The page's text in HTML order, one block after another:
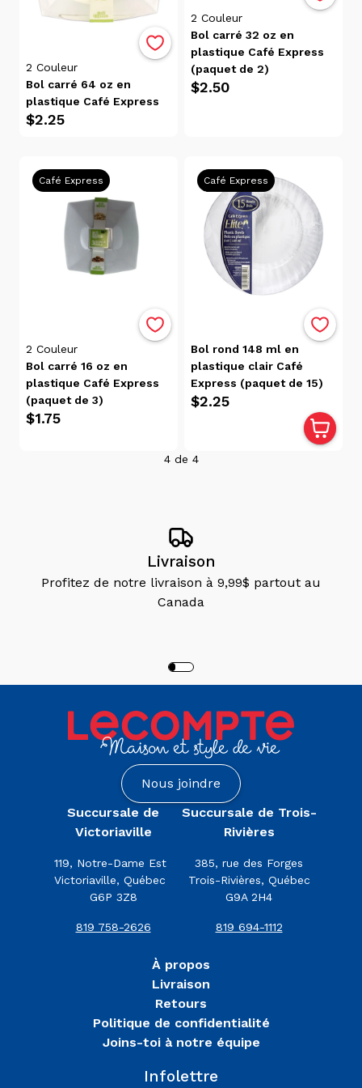
Avis
Pertinence
Alphabétique,
de A à Z
à
élevé
Prix:
élevé
à
faible
Date, de
à la plus
récente
Date, de
(4)
Trois-
Rivières
(3)
Catégories
Autres
Fête
(4)
Fête
(4)
Tous
Les
2 Couleur
Bol carré 64 oz en
plastique Café Express
$2.25
2 Couleur
Bol carré 32 oz en
plastique Café Express
(paquet de 2)
$2.50
Café Express
2 Couleur
Bol carré 16 oz en
plastique Café Express
(paquet de 3)
$1.75
Café Express
Bol rond 148 ml en
plastique clair Café
Express (paquet de 15)
$2.25
4 de 4
Livraison
Profitez de notre livraison à 9,99$ partout au
Canada
Nous joindre
Succursale de
Victoriaville
119, Notre-Dame Est
Victoriaville, Québec
G6P 3Z8
819 758-2626
Succursale de Trois-
Rivières
385, rue des Forges
Trois-Rivières, Québec
G9A 2H4
819 694-1112
À propos
Livraison
Retours
Politique de confidentialité
Joins-toi à notre équipe
Infolettre